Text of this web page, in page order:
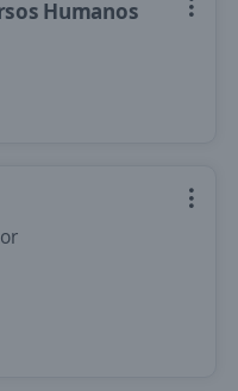
Humanos